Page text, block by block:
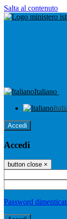
Salta al contenuto
Italiano
Accedi
Accedi
button close ×
Password